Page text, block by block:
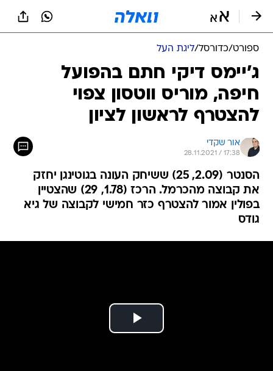
ספורט/כדורסל/ליגת העל
ג'יימס דיקי חתם בהפועל
חיפה, מוריס ווטסון צפוי
להצטרף לראשון לציון
אור שקדי
28.11.2021 / 17:38
הסנטר (2.09, 25) ששיחק העונה בגוטינגן יחזק
את קבוצה מהכרמל. הרכז (1.78, 29) שהצטיין
בפולין אמור להצטרף כזר חמישי לקבוצה של גיא
גודס